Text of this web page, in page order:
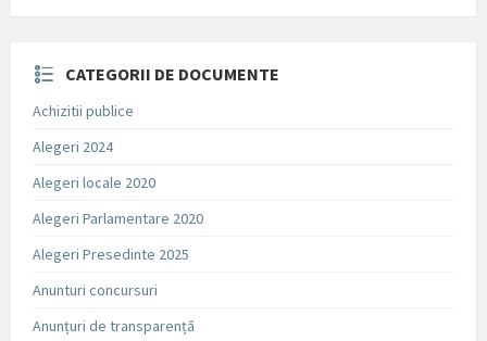
CATEGORII DE DOCUMENTE
Achizitii publice
Alegeri 2024
Alegeri locale 2020
Alegeri Parlamentare 2020
Alegeri Presedinte 2025
Anunturi concursuri
Anunțuri de transparență